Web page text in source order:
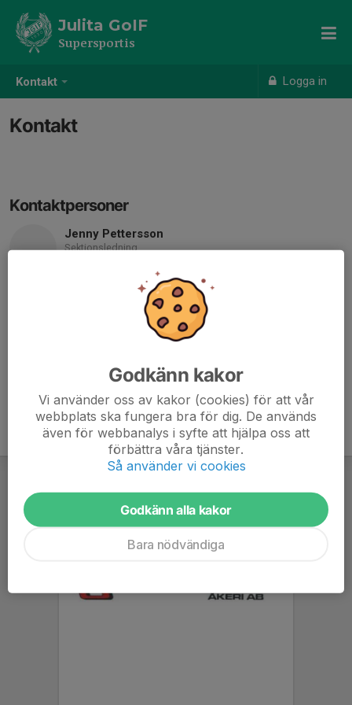
Kontakt Logga in
Julita GoIF
Supersportis
Kontakt
Kontaktpersoner
Jenny Pettersson
Sektionsledning
jennypettersson92@hotmail.com
Godkänn kakor
Vi använder oss av kakor (cookies) för att vår
webbplats ska fungera bra för dig. De används
även för webbanalys i syfte att hjälpa oss att
förbättra våra tjänster.
Så använder vi cookies
Godkänn alla kakor
Bara nödvändiga